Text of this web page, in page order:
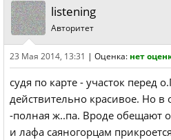
listening
Авторитет
23 Мая 2014, 13:31 | Оценка: нет
судя по карте - участок перед
действительно красивое. Но в
-полная ж..па. Вроде обещают
и лафа саяногорцам